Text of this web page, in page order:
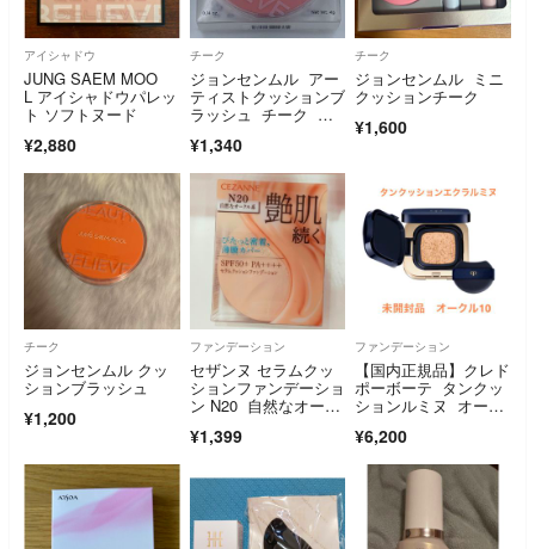
アイシャドウ
JUNG SAEM MOO
L アイシャドウパレッ
ト ソフトヌード
¥2,880
チーク
ジョンセンムル アー
ティストクッションブ
ラッシュ チーク レ
¥1,340
チーク
ジョンセンムル ミニ
クッションチーク
¥1,600
チーク
ジョンセンムル クッ
ションブラッシュ
¥1,200
ファンデーション
セザンヌ セラムクッ
ションファンデーショ
ン N20 自然なオーク
¥1,399
ファンデーション
【国内正規品】クレド
ポーボーテ タンクッ
ションルミヌ オーク
¥6,200